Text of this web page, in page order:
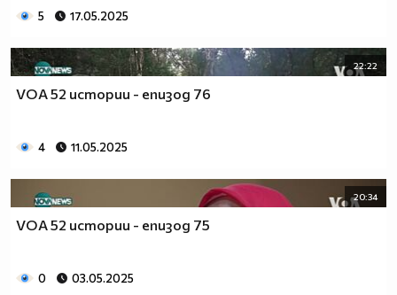
5 17.05.2025
22:22
VOA 52 истории - епизод 76
4 11.05.2025
20:34
VOA 52 истории - епизод 75
0 03.05.2025